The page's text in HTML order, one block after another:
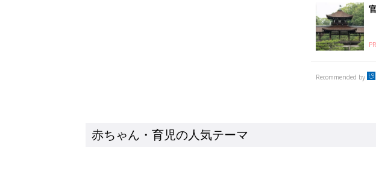
Recommended by
赤ちゃん・育児の人気テーマ